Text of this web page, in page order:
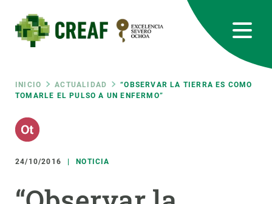
contenido
principal
Ruta
de
navegación
INICIO ACTUALIDAD
“OBSERVAR LA TIERRA ES COMO
TOMARLE EL PULSO A UN ENFERMO”
24/10/2016 NOTICIA
RRSS
Featured
responsive
INTRANET
Responsive